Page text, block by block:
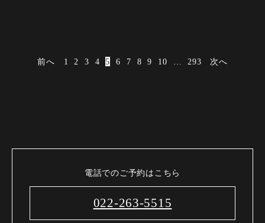
前へ 1 2 3 4 5 6 7 8 9 10 … 293 次へ
電話でのご予約はこちら
022-263-5515